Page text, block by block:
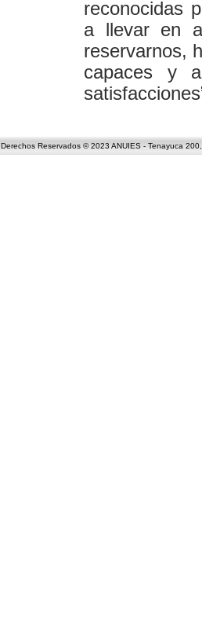
reconocidas
a llevar en
reservarnos,
capaces y
Derechos Reservados © 2023 ANUIES - Tenayuca